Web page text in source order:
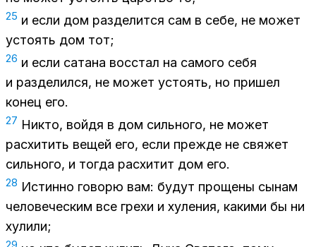
25 и если дом раз­де­лит­ся сам в себе, не мо­жет
усто­ять дом тот;
26 и если са­та­на вос­стал на са­мо­го себя
и раз­де­лил­ся, не мо­жет усто­ять, но при­шел
ко­нец его.
27 Ни­кто, вой­дя в дом силь­но­го, не мо­жет
рас­хи­тить ве­щей его, если преж­де не свя­жет
силь­но­го, и то­гда рас­хи­тит дом его.
28 Ис­тин­но го­во­рю вам: бу­дут про­ще­ны сы­нам
че­ло­ве­че­ским все гре­хи и ху­ле­ния, ка­ки­ми бы ни
ху­ли­ли;